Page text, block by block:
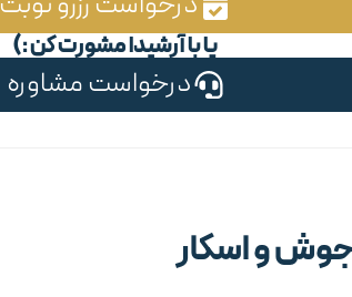
یا با آرشیدا مشورت کن :)
درخواست مشاوره
جوش و اسکار